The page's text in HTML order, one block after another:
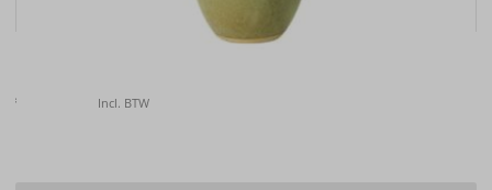
€ Incl. BTW